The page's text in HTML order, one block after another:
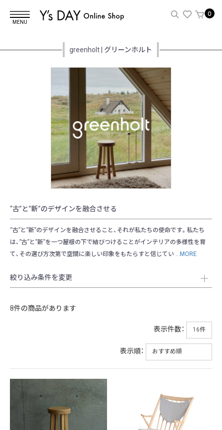
MENU
0
greenholt | グリーンホルト
“古”と”新”のデザインを融合させる
“古”と”新”のデザインを融合させること、それが私たちの使命です。私たち
は、”古”と”新”を一つ屋根の下で結びつけることがインテリアの多様性を育
て、その選び方次第で空間に楽しい印象をもたらすと信じてい ...MORE
絞り込み条件を変更
8件の商品があります
表示件数：
表示順：